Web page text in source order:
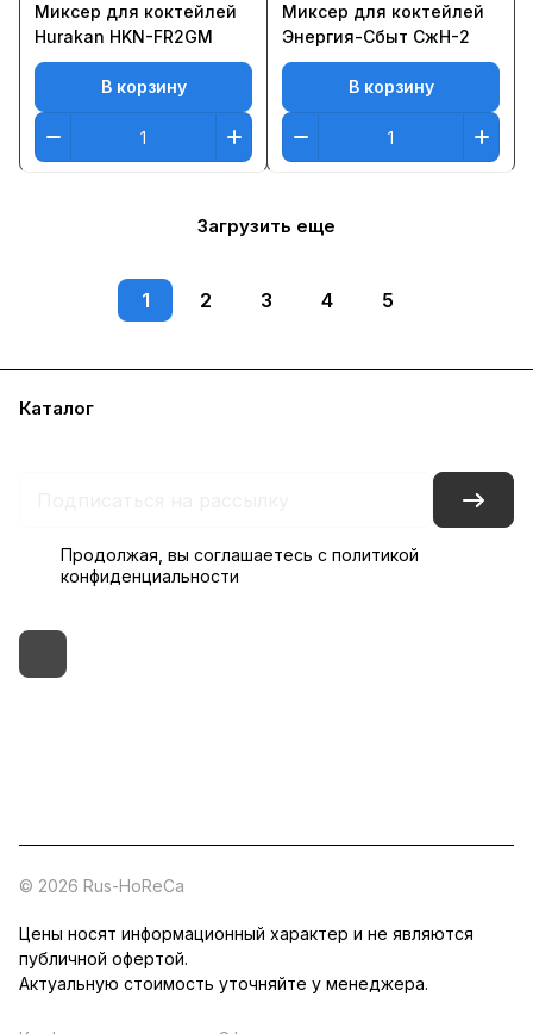
Миксер для коктейлей
Hurakan HKN-FR2GM
В корзину
Миксер для коктейлей
Энергия-Сбыт СжН-2
В корзину
Загрузить еще
1 2 3 4 5
Каталог
Продолжая, вы соглашаетесь с политикой
конфиденциальности
© 2026 Rus-HoReCa
Цены носят информационный характер и не являются
публичной офертой.
Актуальную стоимость уточняйте у менеджера.